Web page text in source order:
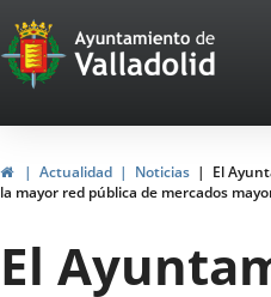
Portal
Web
del
de
Valladolid
HomeActualidad Noticias
El
la mayor red pública de mercados
El